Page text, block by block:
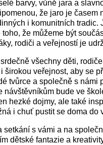
barvy, vůně jara a
že jaro je časem
i komunitních tradic.
že můžeme být
rodiči a veřejností je
všechny děti,
širokou veřejnost, aby se
tvůrce a společně s námi
návštěvníkům bude ve
hezké dojmy, ale také
i chuť pustit se doma do
setkání s vámi a na
dětské fantazie a